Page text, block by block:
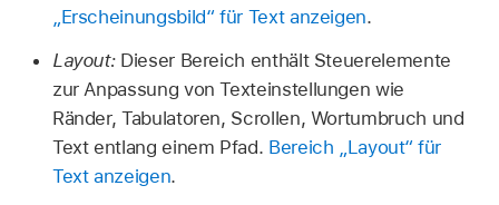
„Erscheinungsbild“ für Text anzeigen.
Layout:Dieser Bereich enthält Steuerelemente
zur Anpassung von Texteinstellungen wie
Ränder, Tabulatoren, Scrollen, Wortumbruch und
Text entlang einem Pfad. Bereich „Layout“ für
Text anzeigen.